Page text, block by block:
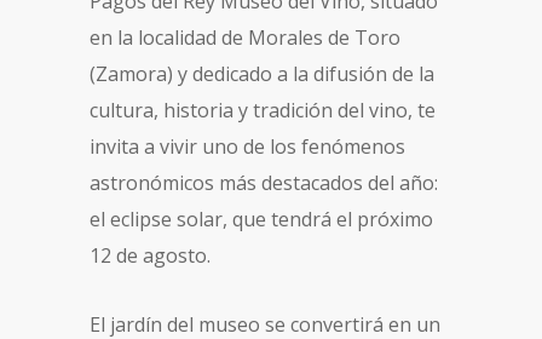
en la localidad de Morales de Toro
(Zamora) y dedicado a la difusión de la
cultura, historia y tradición del vino, te
invita a vivir uno de los fenómenos
astronómicos más destacados del año:
el eclipse solar, que tendrá el próximo
12 de agosto.
El jardín del museo se convertirá en un